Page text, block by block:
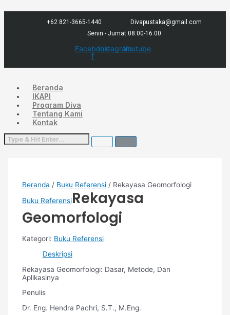
ke
+62 821-3665-1440
Divapustaka@gmail.com
Senin - Jumat 08.00-16.00
Facebook-
f
InstagramYoutube
Beranda
IKAPI
Program Diva
Tentang Kami
Kontak
Beranda / Buku Referensi/ Rekayasa Geomorfologi
Buku ReferensiRekayasa
Geomorfologi
Kategori: Buku Referensi
Deskripsi
Rekayasa Geomorfologi: Dasar, Metode, Dan
Aplikasinya
Penulis
Dr. Eng. Hendra Pachri, S.T., M.Eng.